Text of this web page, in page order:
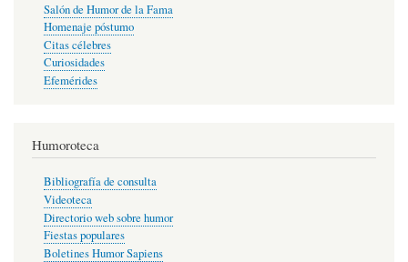
Salón de Humor de la Fama
Homenaje póstumo
Citas célebres
Curiosidades
Efemérides
Humoroteca
Bibliografía de consulta
Videoteca
Directorio web sobre humor
Fiestas populares
Boletines Humor Sapiens